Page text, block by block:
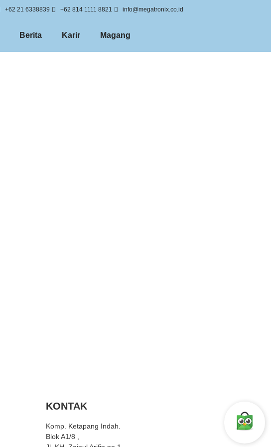
+62 21 6338839 +62 814 1111 8821 info@megatronix.co.id
Berita Karir Magang
KONTAK
Komp. Ketapang Indah.
Blok A1/8 ,